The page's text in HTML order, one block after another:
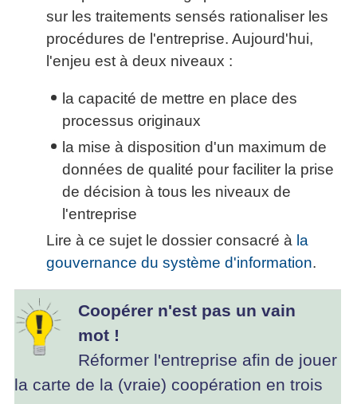
sur les traitements sensés rationaliser les
procédures de l'entreprise. Aujourd'hui,
l'enjeu est à deux niveaux :
la capacité de mettre en place des
processus originaux
la mise à disposition d'un maximum de
données de qualité pour faciliter la prise
de décision à tous les niveaux de
l'entreprise
Lire à ce sujet le dossier consacré à la
gouvernance du système d'information.
Coopérer n'est pas un vain
mot !
Réformer l'entreprise afin de jouer
la carte de la (vraie) coopération en trois